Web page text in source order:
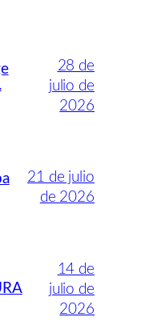
28 de
julio de
2026
21 de julio
de 2026
14 de
julio de
2026